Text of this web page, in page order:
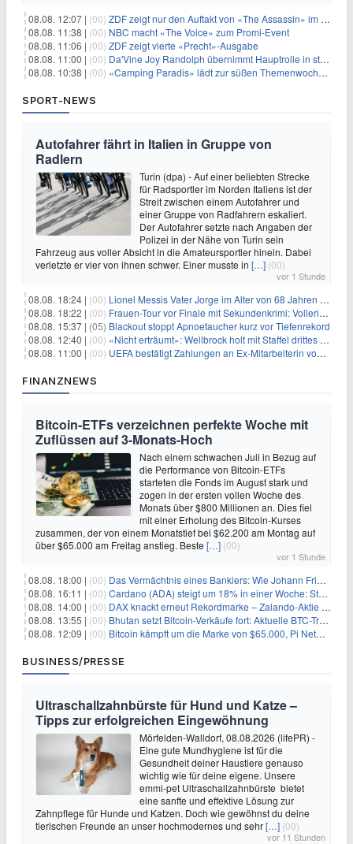
08.08. 12:07 | (00) ZDF zeigt nur den Auftakt von «The Assassin» im Fernsehen
08.08. 11:38 | (00) NBC macht «The Voice» zum Promi-Event
08.08. 11:06 | (00) ZDF zeigt vierte «Precht»-Ausgabe
08.08. 11:00 | (00) Da'Vine Joy Randolph übernimmt Hauptrolle in starbesetzter schwarzer Komödie
08.08. 10:38 | (00) «Camping Paradis» lädt zur süßen Themenwoche ein
SPORT-NEWS
Autofahrer fährt in Italien in Gruppe von
Radlern
Turin (dpa) - Auf einer beliebten Strecke
für Radsportler im Norden Italiens ist der
Streit zwischen einem Autofahrer und
einer Gruppe von Radfahrern eskaliert.
Der Autofahrer setzte nach Angaben der
Polizei in der Nähe von Turin sein
Fahrzeug aus voller Absicht in die Amateursportler hinein. Dabei
verletzte er vier von ihnen schwer. Einer musste in […] (00)
vor 1 Stunde
08.08. 18:24 | (00) Lionel Messis Vater Jorge im Alter von 68 Jahren gestorben
08.08. 18:22 | (00) Frauen-Tour vor Finale mit Sekundenkrimi: Vollering in Gelb
08.08. 15:37 | (05) Blackout stoppt Apnoetaucher kurz vor Tiefenrekord
08.08. 12:40 | (00) «Nicht erträumt»: Wellbrock holt mit Staffel drittes EM-Gold
08.08. 11:00 | (00) UEFA bestätigt Zahlungen an Ex-Mitarbeiterin von Infantino
FINANZNEWS
Bitcoin-ETFs verzeichnen perfekte Woche mit
Zuflüssen auf 3-Monats-Hoch
Nach einem schwachen Juli in Bezug auf
die Performance von Bitcoin-ETFs
starteten die Fonds im August stark und
zogen in der ersten vollen Woche des
Monats über $800 Millionen an. Dies fiel
mit einer Erholung des Bitcoin-Kurses
zusammen, der von einem Monatstief bei $62.200 am Montag auf
über $65.000 am Freitag anstieg. Beste […] (00)
vor 1 Stunde
08.08. 18:00 | (00) Das Vermächtnis eines Bankiers: Wie Johann Friedrich Städel sein Imperium unsterblich machte
08.08. 16:11 | (00) Cardano (ADA) steigt um 18% in einer Woche: Steht ein Kurs von $0,30 bevor?
08.08. 14:00 | (00) DAX knackt erneut Rekordmarke – Zalando-Aktie crasht nach Quartalszahlen
08.08. 13:55 | (00) Bhutan setzt Bitcoin-Verkäufe fort: Aktuelle BTC-Transaktionen
08.08. 12:09 | (00) Bitcoin kämpft um die Marke von $65.000, Pi Network gewinnt an Unterstützung
BUSINESS/PRESSE
Ultraschallzahnbürste für Hund und Katze –
Tipps zur erfolgreichen Eingewöhnung
Mörfelden-Walldorf, 08.08.2026 (lifePR) -
Eine gute Mundhygiene ist für die
Gesundheit deiner Haustiere genauso
wichtig wie für deine eigene. Unsere
emmi-pet Ultraschallzahnbürste bietet
eine sanfte und effektive Lösung zur
Zahnpflege für Hunde und Katzen. Doch wie gewöhnst du deine
tierischen Freunde an unser hochmodernes und sehr[…] (00)
vor 11 Stunden